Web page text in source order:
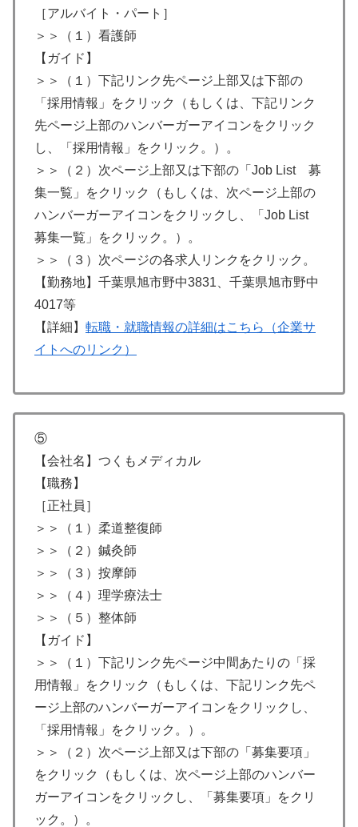
［アルバイト・パート］
＞＞（１）看護師
【ガイド】
＞＞（１）下記リンク先ページ上部又は下部の
「採用情報」をクリック（もしくは、下記リンク
先ページ上部のハンバーガーアイコンをクリック
し、「採用情報」をクリック。）。
＞＞（２）次ページ上部又は下部の「Job List 募
集一覧」をクリック（もしくは、次ページ上部の
ハンバーガーアイコンをクリックし、「Job List
募集一覧」をクリック。）。
＞＞（３）次ページの各求人リンクをクリック。
【勤務地】千葉県旭市野中3831、千葉県旭市野中
4017等
【詳細】 転職・就職情報の詳細はこちら（企業サ
イトへのリンク）
⑤
【会社名】つくもメディカル
【職務】
［正社員］
＞＞（１）柔道整復師
＞＞（２）鍼灸師
＞＞（３）按摩師
＞＞（４）理学療法士
＞＞（５）整体師
【ガイド】
＞＞（１）下記リンク先ページ中間あたりの「採
用情報」をクリック（もしくは、下記リンク先ペ
ージ上部のハンバーガーアイコンをクリックし、
「採用情報」をクリック。）。
＞＞（２）次ページ上部又は下部の「募集要項」
をクリック（もしくは、次ページ上部のハンバー
ガーアイコンをクリックし、「募集要項」をクリ
ック。）。